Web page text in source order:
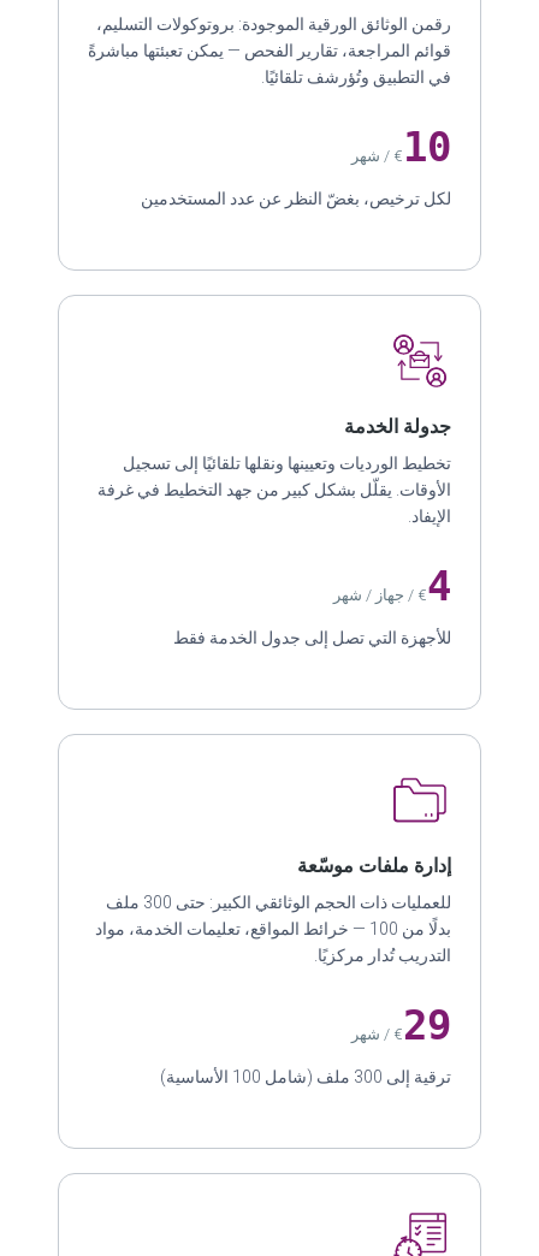
رقمن الوثائق الورقية الموجودة: بروتوكولات التسليم،
قوائم المراجعة، تقارير الفحص — يمكن تعبئتها مباشرةً
في التطبيق وتُؤرشف تلقائيًا.
10 € / شهر
لكل ترخيص، بغضّ النظر عن عدد المستخدمين
جدولة الخدمة
تخطيط الورديات وتعيينها ونقلها تلقائيًا إلى تسجيل
الأوقات. يقلّل بشكل كبير من جهد التخطيط في غرفة
الإيفاد.
4€ / جهاز / شهر
للأجهزة التي تصل إلى جدول الخدمة فقط
إدارة ملفات موسّعة
للعمليات ذات الحجم الوثائقي الكبير: حتى 300 ملف
بدلًا من 100 — خرائط المواقع، تعليمات الخدمة، مواد
التدريب تُدار مركزيًا.
29 € / شهر
ترقية إلى 300 ملف (شامل 100 الأساسية)